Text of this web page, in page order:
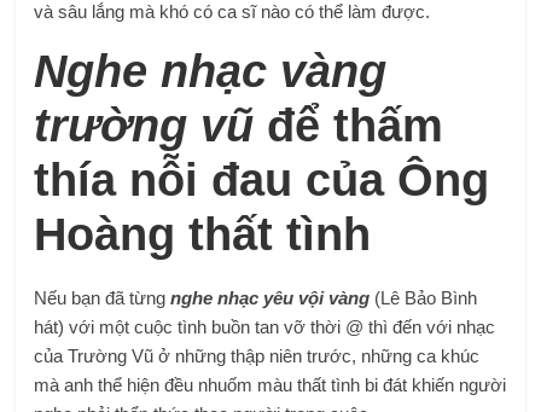
và sâu lắng mà khó có ca sĩ nào có thể làm được.
Nghe nhạc vàng
trường vũ để thấm
thía nỗi đau của Ông
Hoàng thất tình
Nếu bạn đã từngnghe nhạc yêu vội vàng (Lê Bảo Bình
hát) với một cuộc tình buồn tan vỡ thời @ thì đến với nhạc
của Trường Vũ ở những thập niên trước, những ca khúc
mà anh thể hiện đều nhuốm màu thất tình bi đát khiến người